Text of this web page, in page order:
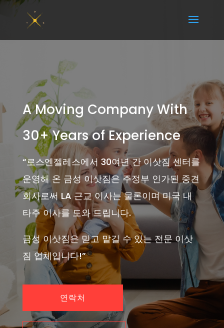
A Moving Company With
30+ Years of Experience
“로스엔젤레스에서 30여년 간 이삿짐 센터를
운영해 온 금성 이삿짐은 주정부 인가된 중견
회사로써 LA 근교 이사는 물론이며 미국 내
타주 이사를 도와 드립니다.
금성 이삿짐은 믿고 맡길 수 있는 전문 이삿
짐 업체입니다!”
연락처